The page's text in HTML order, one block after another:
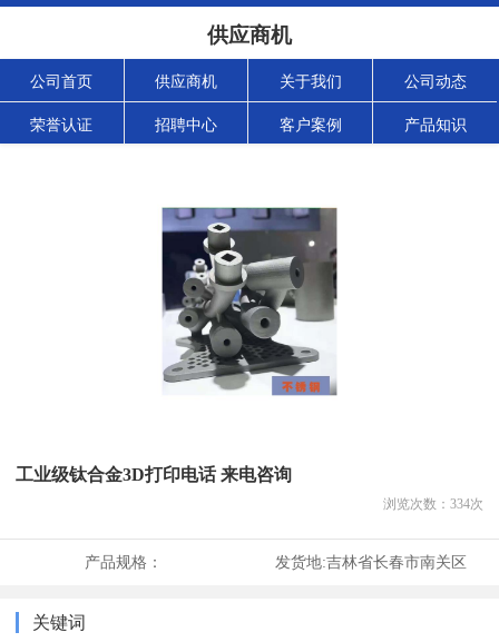
供应商机
公司首页 供应商机 关于我们 公司动态
荣誉认证 招聘中心 客户案例 产品知识
工业级钛合金3D打印电话 来电咨询
浏览次数： 334次
产品规格： 发货地:吉林省长春市南关区
关键词